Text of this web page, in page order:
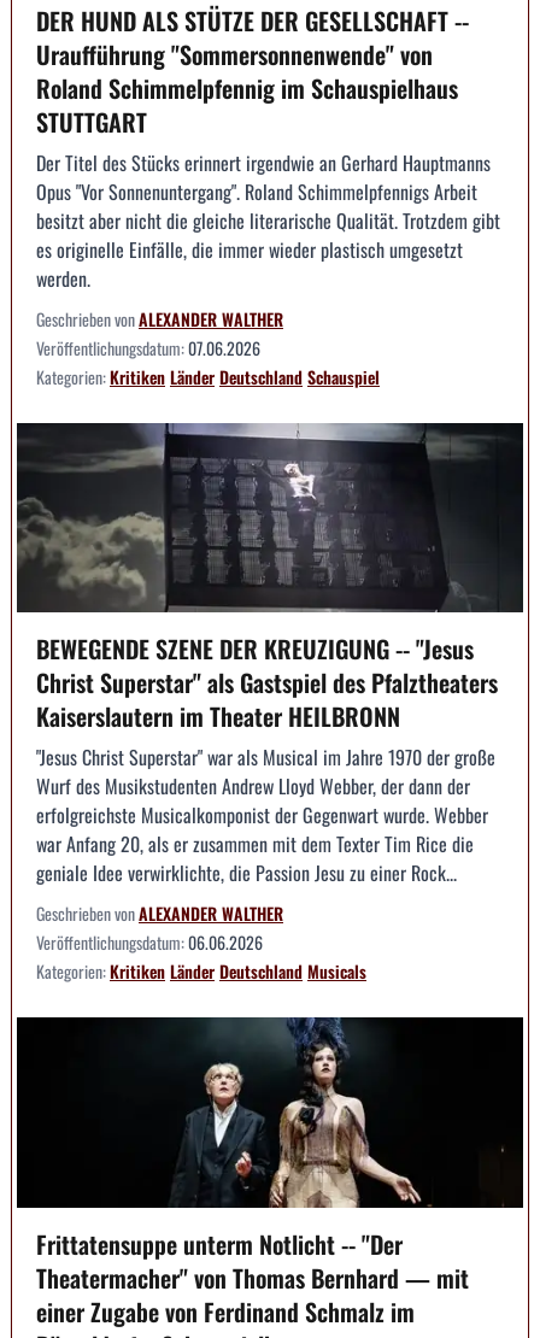
DER HUND ALS STÜTZE DER GESELLSCHAFT --
Uraufführung "Sommersonnenwende" von
Roland Schimmelpfennig im Schauspielhaus
STUTTGART
Der Titel des Stücks erinnert irgendwie an Gerhard Hauptmanns
Opus "Vor Sonnenuntergang". Roland Schimmelpfennigs Arbeit
besitzt aber nicht die gleiche literarische Qualität. Trotzdem gibt
es originelle Einfälle, die immer wieder plastisch umgesetzt
werden.
Geschrieben vonALEXANDER WALTHER
Veröffentlichungsdatum:07.06.2026
Kategorien:KritikenLänderDeutschlandSchauspiel
BEWEGENDE SZENE DER KREUZIGUNG -- "Jesus
Christ Superstar" als Gastspiel des Pfalztheaters
Kaiserslautern im Theater HEILBRONN
"Jesus Christ Superstar" war als Musical im Jahre 1970 der große
Wurf des Musikstudenten Andrew Lloyd Webber, der dann der
erfolgreichste Musicalkomponist der Gegenwart wurde. Webber
war Anfang 20, als er zusammen mit dem Texter Tim Rice die
geniale Idee verwirklichte, die Passion Jesu zu einer Rock...
Geschrieben vonALEXANDER WALTHER
Veröffentlichungsdatum:06.06.2026
Kategorien:KritikenLänderDeutschlandMusicals
Frittatensuppe unterm Notlicht -- "Der
Theatermacher" von Thomas Bernhard — mit
einer Zugabe von Ferdinand Schmalz im